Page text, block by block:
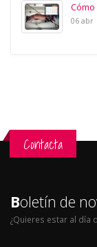
06 abr
Contacta
Boletín de
¿Quieres estar al día